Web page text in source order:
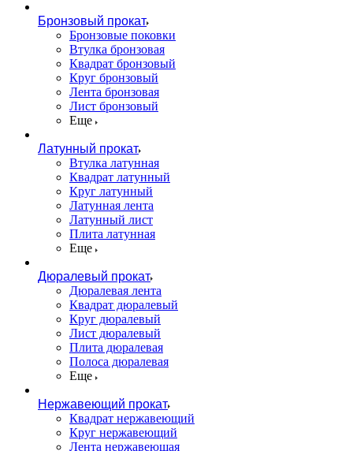
Бронзовый прокат
Бронзовые поковки
Втулка бронзовая
Квадрат бронзовый
Круг бронзовый
Лента бронзовая
Лист бронзовый
Еще
Латунный прокат
Втулка латунная
Квадрат латунный
Круг латунный
Латунная лента
Латунный лист
Плита латунная
Еще
Дюралевый прокат
Дюралевая лента
Квадрат дюралевый
Круг дюралевый
Лист дюралевый
Плита дюралевая
Полоса дюралевая
Еще
Нержавеющий прокат
Квадрат нержавеющий
Круг нержавеющий
Лента нержавеющая